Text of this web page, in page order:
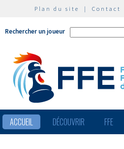
Plan du site | Contact
Rechercher un joueur
ACCUEIL DÉCOUVRIR FFE